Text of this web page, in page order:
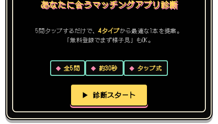
あなたに合うマッチングアプリ診断
5問タップするだけで、4タイプから最適な1本を提案。
「無料登録でまず様子見」もOK。
全5問 約30秒 タップ式
▶ 診断スタート